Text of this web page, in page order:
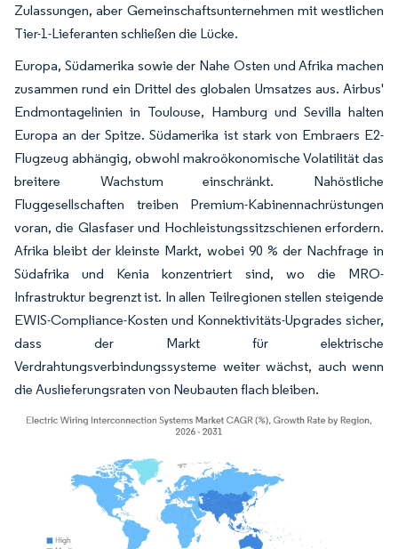
Zulassungen, aber Gemeinschaftsunternehmen mit westlichen
Tier-1-Lieferanten schließen die Lücke.
Europa, Südamerika sowie der Nahe Osten und Afrika machen
zusammen rund ein Drittel des globalen Umsatzes aus. Airbus'
Endmontagelinien in Toulouse, Hamburg und Sevilla halten
Europa an der Spitze. Südamerika ist stark von Embraers E2-
Flugzeug abhängig, obwohl makroökonomische Volatilität das
breitere Wachstum einschränkt. Nahöstliche
Fluggesellschaften treiben Premium-Kabinennachrüstungen
voran, die Glasfaser und Hochleistungssitzschienen erfordern.
Afrika bleibt der kleinste Markt, wobei 90 % der Nachfrage in
Südafrika und Kenia konzentriert sind, wo die MRO-
Infrastruktur begrenzt ist. In allen Teilregionen stellen steigende
EWIS-Compliance-Kosten und Konnektivitäts-Upgrades sicher,
dass der Markt für elektrische
Verdrahtungsverbindungssysteme weiter wächst, auch wenn
die Auslieferungsraten von Neubauten flach bleiben.